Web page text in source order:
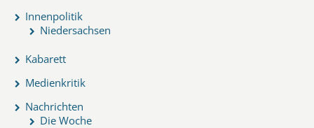
Innenpolitik
Niedersachsen
Kabarett
Medienkritik
Nachrichten
Die Woche